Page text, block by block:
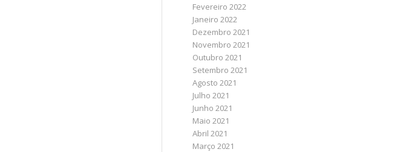
Fevereiro 2022
Janeiro 2022
Dezembro 2021
Novembro 2021
Outubro 2021
Setembro 2021
Agosto 2021
Julho 2021
Junho 2021
Maio 2021
Abril 2021
Março 2021